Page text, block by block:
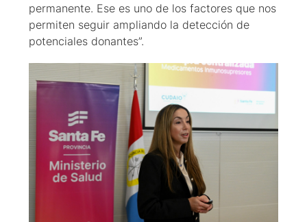
permanente. Ese es uno de los factores que nos
permiten seguir ampliando la detección de
potenciales donantes”.